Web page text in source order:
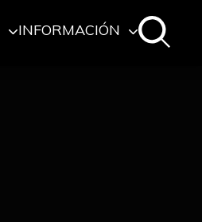
INFORMACIÓN